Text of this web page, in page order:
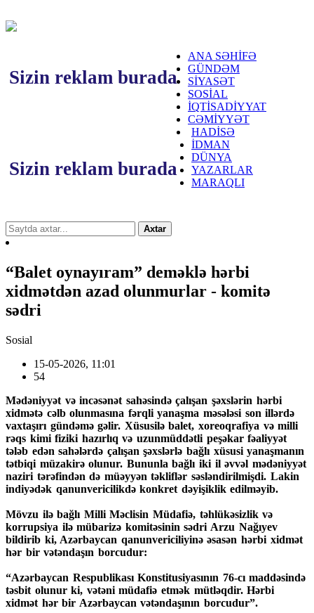
Sizin reklam burada
Sizin reklam burada
ANA SƏHİFƏ
GÜNDƏM
SİYASƏT
SOSİAL
İQTİSADİYYAT
CƏMİYYƏT
HADİSƏ
İDMAN
DÜNYA
YAZARLAR
MARAQLI
Axtar
“Balet oynayıram” deməklə hərbi
xidmətdən azad olunmurlar - komitə
sədri
Sosial
15-05-2026, 11:01
54
Mədəniyyət və incəsənət sahəsində çalışan şəxslərin hərbi
xidmətə cəlb olunmasına fərqli yanaşma məsələsi son illərdə
vaxtaşırı gündəmə gəlir. Xüsusilə balet, xoreoqrafiya və milli
rəqs kimi fiziki hazırlıq və uzunmüddətli peşəkar fəaliyyət
tələb edən sahələrdə çalışan şəxslərlə bağlı xüsusi yanaşmanın
tətbiqi müzakirə olunur. Bununla bağlı iki il əvvəl mədəniyyət
naziri tərəfindən də müəyyən təkliflər səsləndirilmişdi. Lakin
indiyədək qanunvericilikdə konkret dəyişiklik edilməyib.
Mövzu ilə bağlı Milli Məclisin Müdafiə, təhlükəsizlik və
korrupsiya ilə mübarizə komitəsinin sədri Arzu Nağıyev
bildirib ki, Azərbaycan qanunvericiliyinə əsasən hərbi xidmət
hər bir vətəndaşın borcudur:
“Azərbaycan Respublikası Konstitusiyasının 76-cı maddəsində
təsbit olunur ki, vətəni müdafiə etmək mütləqdir. Hərbi
xidmət hər bir Azərbaycan vətəndaşının borcudur”.